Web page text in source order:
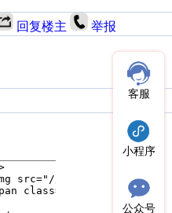
回复楼主 举报
客服
小程序
公众号